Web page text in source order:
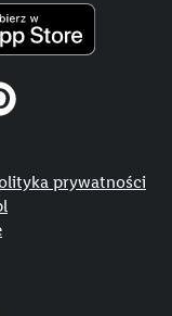
prywatności